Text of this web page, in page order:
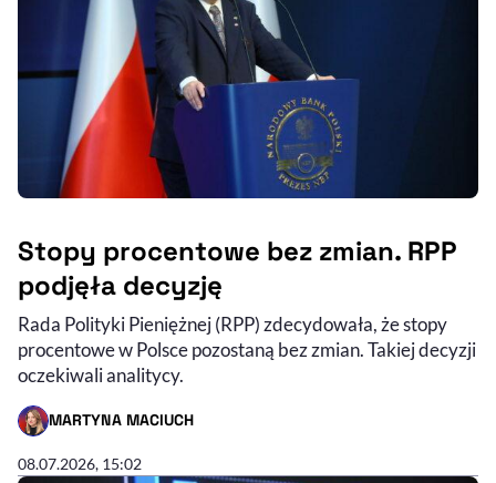
Stopy procentowe bez zmian. RPP
podjęła decyzję
Rada Polityki Pieniężnej (RPP) zdecydowała, że stopy
procentowe w Polsce pozostaną bez zmian. Takiej decyzji
oczekiwali analitycy.
MARTYNA MACIUCH
- AUTOR ARTYKUŁU - PROFIL
08.07.2026, 15:02